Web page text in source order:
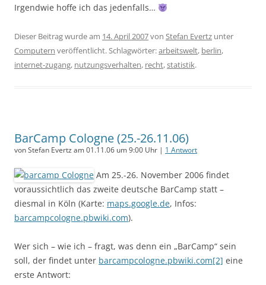
Irgendwie hoffe ich das jedenfalls…
Dieser Beitrag wurde am 14. April 2007von Stefan Evertz unter
Computern veröffentlicht. Schlagwörter:arbeitswelt, berlin,
internet-zugang, nutzungsverhalten, recht,statistik.
BarCamp Cologne (25.-26.11.06)
von Stefan Evertz am 01.11.06 um 9:00 Uhr | 1 Antwort
Am 25.-26. November 2006 findet
voraussichtlich das zweite deutsche BarCamp statt –
diesmal in Köln (Karte: maps.google.de, Infos:
barcampcologne.pbwiki.com).
Wer sich – wie ich – fragt, was denn ein „BarCamp“ sein
soll, der findet unter barcampcologne.pbwiki.com[2] eine
erste Antwort: